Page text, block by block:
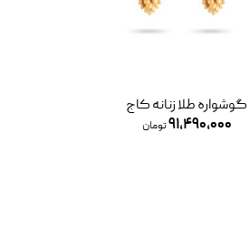
گوشواره طلا زنانه کاج
۹۱,۴۹۰,۰۰۰تومان